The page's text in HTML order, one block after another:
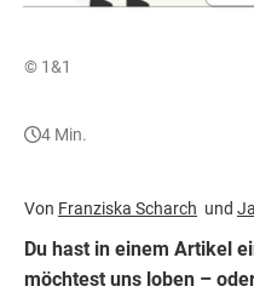
© 1&1
4 Min.
Von Franziska Scharch
Du hast in einem Artikel
möchtest uns loben –